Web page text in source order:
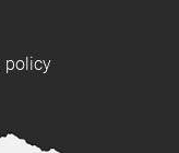
policy